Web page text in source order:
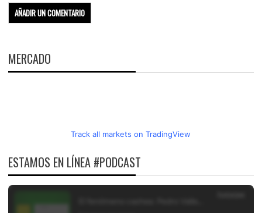
MERCADO
Track all markets on TradingView
ESTAMOS EN LÍNEA #PODCAST